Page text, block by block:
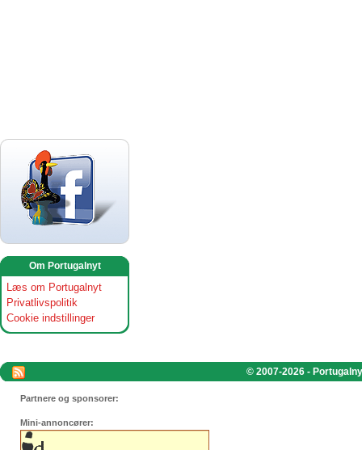
Om Portugalnyt
Læs om Portugalnyt
Privatlivspolitik
Cookie indstillinger
© 2007-2026 -
Partnere og sponsorer:
Mini-annoncører: